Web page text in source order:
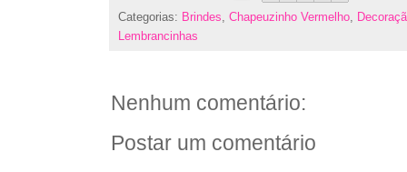
Categorias: Brindes, Chapeuzinho Vermelho,
Lembrancinhas
Nenhum comentário:
Postar um comentário